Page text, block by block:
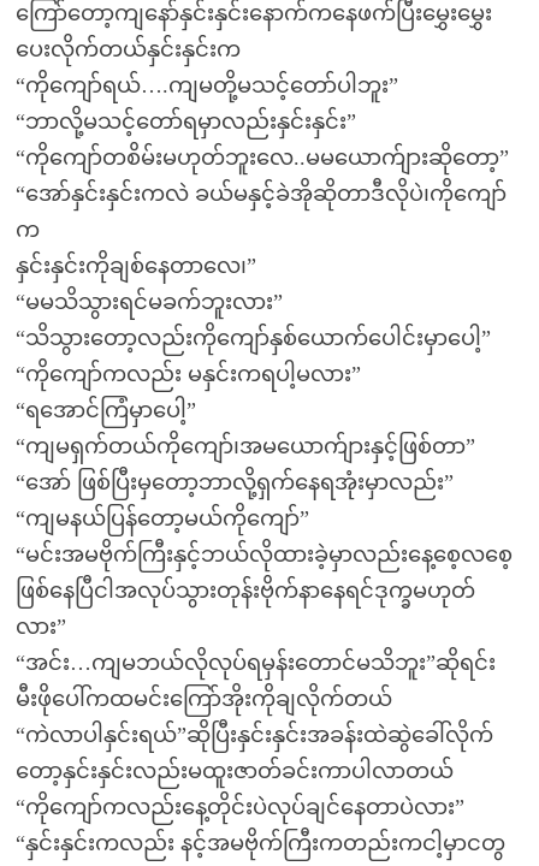
ကြော်တော့ကျနော်နှင်းနှင်းနောက်ကနေဖက်ပြီးမွှေးမွှေး
ပေးလိုက်တယ်နှင်းနှင်းက
“ကိုကျော်ရယ်….ကျမတို့မသင့်တော်ပါဘူး”
“ဘာလို့မသင့်တော်ရမှာလည်းနှင်းနှင်း”
“ကိုကျော်တစိမ်းမဟုတ်ဘူးလေ..မမယောက်ျားဆိုတော့”
“အော်နှင်းနှင်းကလဲ ခယ်မနှင့်ခဲအိုဆိုတာဒီလိုပဲ၊ကိုကျော်
က
နှင်းနှင်းကိုချစ်နေတာလေ၊”
“မမသိသွားရင်မခက်ဘူးလား”
“သိသွားတော့လည်းကိုကျော်နှစ်ယောက်ပေါင်းမှာပေါ့”
“ကိုကျော်ကလည်း မနှင်းကရပါ့မလား”
“ရအောင်ကြံမှာပေါ့”
“ကျမရှက်တယ်ကိုကျော်၊အမယောက်ျားနှင့်ဖြစ်တာ”
“အော် ဖြစ်ပြီးမှတော့ဘာလို့ရှက်နေရအုံးမှာလည်း”
“ကျမနယ်ပြန်တော့မယ်ကိုကျော်”
“မင်းအမဗိုက်ကြီးနှင့်ဘယ်လိုထားခဲ့မှာလည်းနေ့စေ့လစေ့
ဖြစ်နေပြီငါအလုပ်သွားတုန်းဗိုက်နာနေရင်ဒုက္ခမဟုတ်
လား”
“အင်း…ကျမဘယ်လိုလုပ်ရမှန်းတောင်မသိဘူး”ဆိုရင်း
မီးဖိုပေါ်ကထမင်းကြော်အိုးကိုချလိုက်တယ်
“ကဲလာပါနှင်းရယ်”ဆိုပြီးနှင်းနှင်းအခန်းထဲဆွဲခေါ်လိုက်
တော့နှင်းနှင်းလည်းမထူးဇာတ်ခင်းကာပါလာတယ်
“ကိုကျော်ကလည်းနေ့တိုင်းပဲလုပ်ချင်နေတာပဲလား”
“နှင်းနှင်းကလည်း နင့်အမဗိုက်ကြီးကတည်းကငါ့မှာငတွ